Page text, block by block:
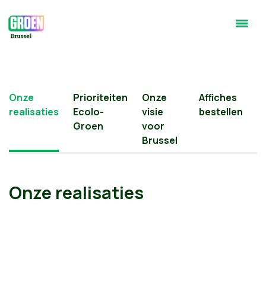
Onze
realisaties
Prioriteiten
Ecolo-
Groen
Onze
visie
voor
Brussel
Affiches
bestellen
Onze realisaties